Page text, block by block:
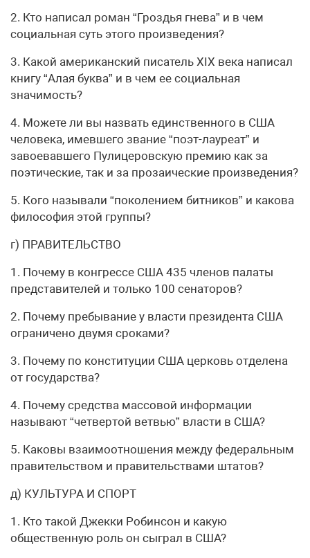
2. Кто написал роман “Гроздья гнева” и в чем
социальная суть этого произведения?
3. Какой американский писатель XIX века написал
книгу “Алая буква” и в чем ее социальная
значимость?
4. Можете ли вы назвать единственного в США
человека, имевшего звание “поэт-лауреат” и
завоевавшего Пулицеровскую премию как за
поэтические, так и за прозаические произведения?
5. Кого называли “поколением битников” и какова
философия этой группы?
г) ПРАВИТЕЛЬСТВО
1. Почему в конгрессе США 435 членов палаты
представителей и только 100 сенаторов?
2. Почему пребывание у власти президента США
ограничено двумя сроками?
3. Почему по конституции США церковь отделена
от государства?
4. Почему средства массовой информации
называют “четвертой ветвью” власти в США?
5. Каковы взаимоотношения между федеральным
правительством и правительствами штатов?
д) КУЛЬТУРА И СПОРТ
1. Кто такой Джекки Робинсон и какую
общественную роль он сыграл в США?